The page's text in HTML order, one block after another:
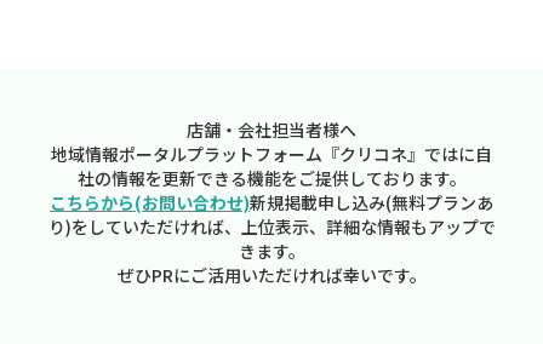
店舗・会社担当者様へ
地域情報ポータルプラットフォーム『クリコネ』ではに自
社の情報を更新できる機能をご提供しております。
こちらから(お問い合わせ)新規掲載申し込み(無料プランあ
り)をしていただければ、上位表示、詳細な情報もアップで
きます。
ぜひPRにご活用いただければ幸いです。